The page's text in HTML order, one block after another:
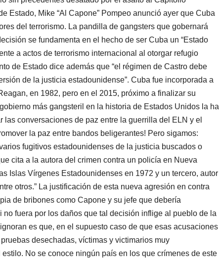
Estado, Mike “Al Capone” Pompeo anunció ayer que Cuba
del terrorismo. La pandilla de gangsters que gobernará
se fundamenta en el hecho de ser Cuba un “Estado
a actos de terrorismo internacional al otorgar refugio
de Estado dice además que “el régimen de Castro debe
de la justicia estadounidense”. Cuba fue incorporada a
en 1982, pero en el 2015, próximo a finalizar su
más gangsteril en la historia de Estados Unidos la ha
conversaciones de paz entre la guerrilla del ELN y el
la paz entre bandos beligerantes! Pero sigamos:
fugitivos estadounidenses de la justicia buscados o
cita a la autora del crimen contra un policía en Nueva
Islas Vírgenes Estadounidenses en 1972 y un tercero, autor
otros.” La justificación de esta nueva agresión en contra
de bribones como Capone y su jefe que debería
fuera por los daños que tal decisión inflige al pueblo de la
es que, en el supuesto caso de que esas acusaciones
desechadas, víctimas y victimarios muy
No se conoce ningún país en los que crímenes de este